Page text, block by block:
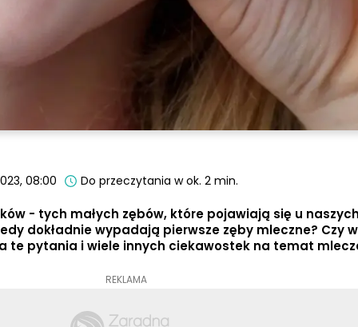
08:00 Do przeczytania w ok. 2 min.
- tych małych zębów, które pojawiają się u
dokładnie wypadają pierwsze zęby mleczne? Czy
te pytania i wiele innych ciekawostek na temat
REKLAMA